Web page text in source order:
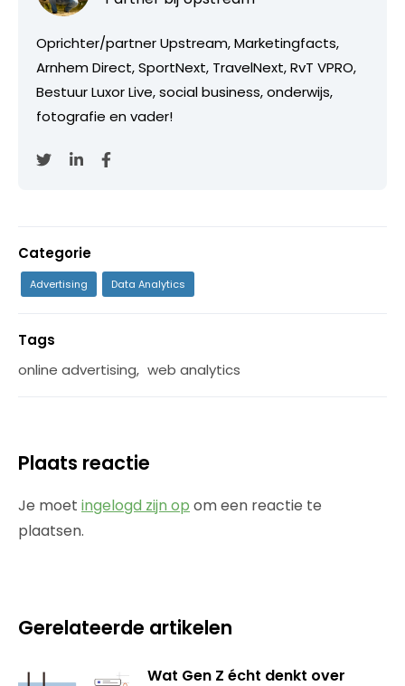
Oprichter/partner Upstream, Marketingfacts,
Arnhem Direct, SportNext, TravelNext, RvT VPRO,
Bestuur Luxor Live, social business, onderwijs,
fotografie en vader!
Categorie
Advertising Data Analytics
Tags
online advertising, web analytics
Plaats reactie
Je moet ingelogd zijn op om een reactie te
plaatsen.
Gerelateerde artikelen
Wat Gen Z écht denkt over